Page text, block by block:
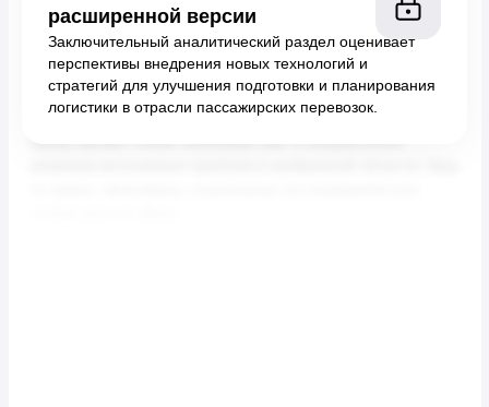
расширенной версии
Заключительный аналитический раздел оценивает
перспективы внедрения новых технологий и
стратегий для улучшения подготовки и планирования
логистики в отрасли пассажирских перевозок.